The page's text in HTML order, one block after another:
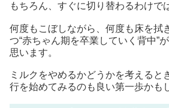
もちろん、すぐに切り替わるわけで
何度もこぼしながら、何度も床を拭
つ“赤ちゃん期を卒業していく背中”
思います。
ミルクをやめるかどうかを考えると
行を始めてみるのも良い第一歩かも